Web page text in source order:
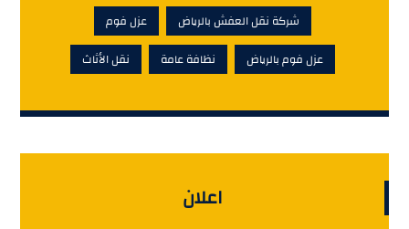
شركة نقل العفش بالرياض
عزل فوم
عزل فوم بالرياض
نظافة عامة نقل الأثاث
اعلان